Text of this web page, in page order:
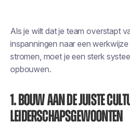
Als je wilt dat je team overstapt
inspanningen naar een
stromen, moet je een sterk
opbouwen.
1. Bouw aan de juiste
leiderschapsgewoonten